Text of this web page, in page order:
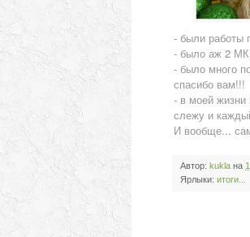
- были работы
- было аж 2
- было много
спасибо вам!!!
- в моей жизни
слежу и
И вообще...
Автор: kukla на
Ярлыки: итоги...